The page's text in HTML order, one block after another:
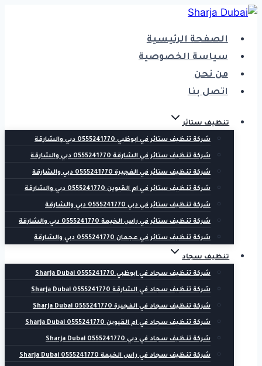
التجاوز
المحتوىالصفحة الرئيسية
سياسة الخصوصية
من نحن
اتصل بنا
تنظيف ستائر
شركة تنظيف ستائر في ابوظبي 0555241770 دبي والشارقة
شركة تنظيف ستائر في الشارقة 0555241770 دبي والشارقة
شركة تنظيف ستائر في الفجيرة 0555241770 دبي والشارقة
شركة تنظيف ستائر في ام القيوين 0555241770 دبي والشارقة
شركة تنظيف ستائر في دبي 0555241770 دبي والشارقة
شركة تنظيف ستائر في راس الخيمة 0555241770 دبي والشارقة
شركة تنظيف ستائر في عجمان 0555241770 دبي والشارقة
تنظيف سجاد
شركة تنظيف سجاد في ابوظبي 0555241770 Sharja Dubai
شركة تنظيف سجاد في الشارقة 0555241770 Sharja Dubai
شركة تنظيف سجاد في الفجيرة 0555241770 Sharja Dubai
شركة تنظيف سجاد في ام القيوين 0555241770 Sharja Dubai
شركة تنظيف سجاد في دبي 0555241770 Sharja Dubai
شركة تنظيف سجاد في راس الخيمة 0555241770 Sharja Dubai